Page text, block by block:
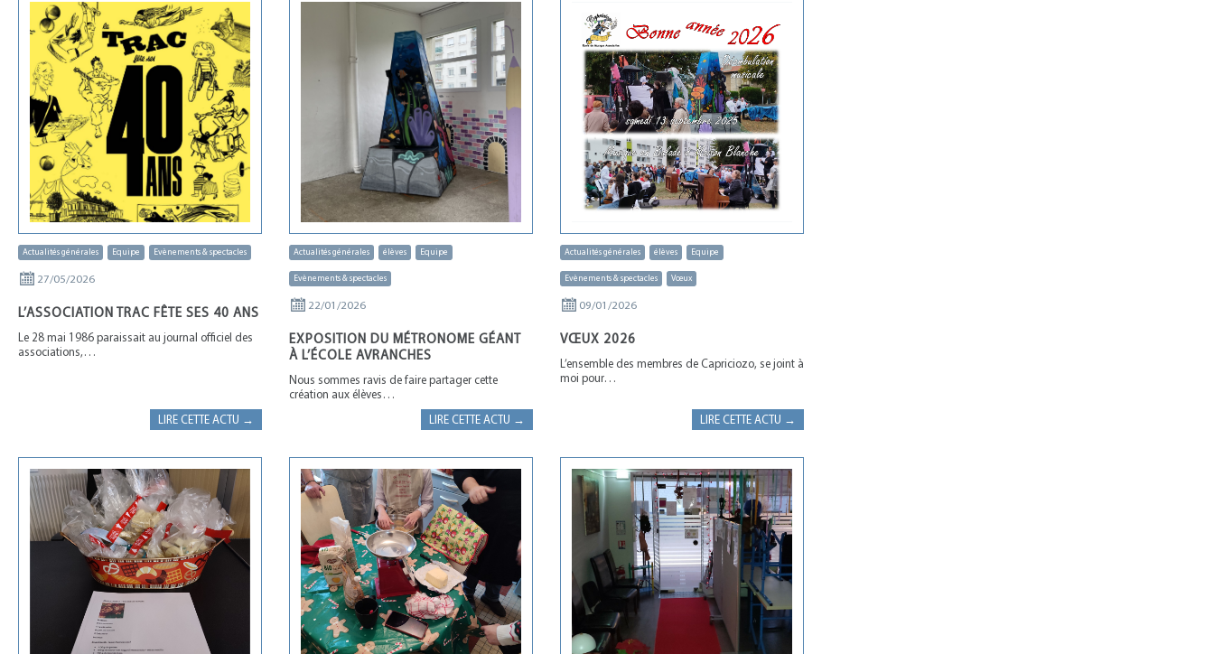
Actualités générales Equipe Evènements & spectacles
27/05/2026
L’ASSOCIATION TRAC FÊTE SES 40 ANS
Le 28 mai 1986 paraissait au journal officiel des
associations,…
LIRE CETTE ACTU →
Actualités générales élèves Equipe
Evènements & spectacles
22/01/2026
EXPOSITION DU MÉTRONOME GÉANT
À L’ÉCOLE AVRANCHES
Nous sommes ravis de faire partager cette
création aux élèves…
LIRE CETTE ACTU →
Actualités générales élèves Equipe
Evènements & spectacles Vœux
09/01/2026
VŒUX 2026
L’ensemble des membres de Capriciozo, se joint à
moi pour…
LIRE CETTE ACTU →